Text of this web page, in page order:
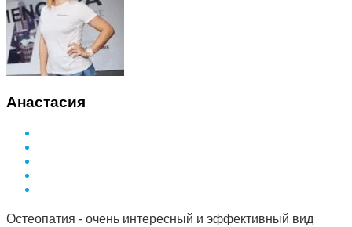
Анастасия
Остеопатия - очень интересный и эффективный вид